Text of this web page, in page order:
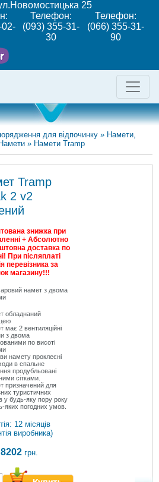
25
02-
Телефон:
(093) 355-31-
30
Телефон:
(066) 355-31-
90
для відпочинку » Намети,
Намети » Намети Tramp
Tramp
2 v2
знижка при
+ Абсолютно
доставка по
При післяплаті
перевізника за
магазину!!!
намет з двома
обладнаний
має 2 вентиляційні
з двома
по висоті
намету проклеєні
в спальне
продубльовані
сітками.
призначений для
туристичних
у будь-яку пору року
яких погодних умов.
12 місяців
виробника)
8202 грн.